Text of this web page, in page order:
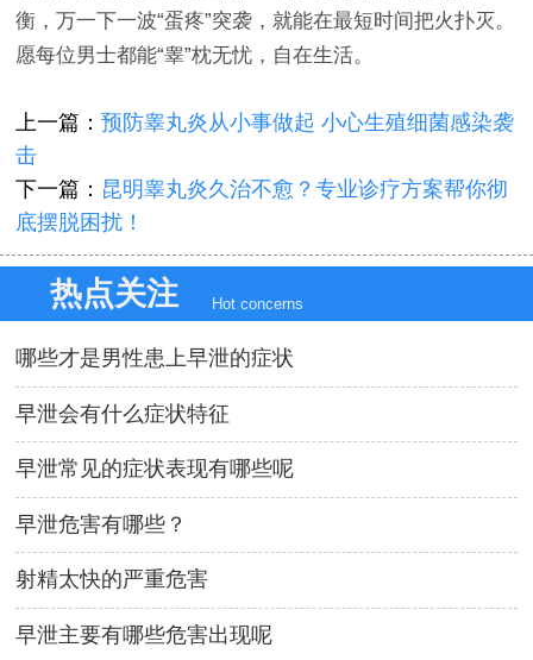
衡，万一下一波“蛋疼”突袭，就能在最短时间把火扑灭。
愿每位男士都能“睾”枕无忧，自在生活。
上一篇：预防睾丸炎从小事做起 小心生殖细菌感染袭
击
下一篇： 昆明睾丸炎久治不愈？专业诊疗方案帮你彻
底摆脱困扰！
热点关注 Hot concerns
哪些才是男性患上早泄的症状
早泄会有什么症状特征
早泄常见的症状表现有哪些呢
早泄危害有哪些？
射精太快的严重危害
早泄主要有哪些危害出现呢